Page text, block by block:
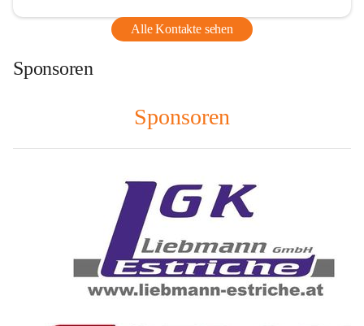
Alle Kontakte sehen
Sponsoren
Sponsoren